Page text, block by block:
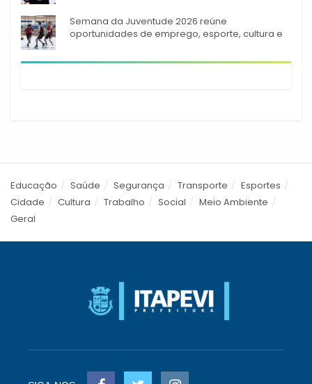
Semana da Juventude 2026 reúne
oportunidades de emprego, esporte, cultura e
Educação Saúde Segurança Transporte
Esportes
Cidade
Cultura Trabalho Social
Meio Ambiente
Geral